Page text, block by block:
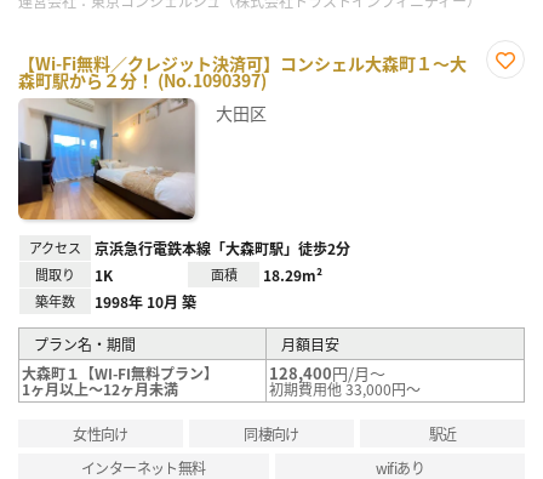
【Wi-Fi無料／クレジット決済可】コンシェル大森町１～大
森町駅から２分！ (No.1090397)
大田区
アクセス 京浜急行電鉄本線「大森町駅」徒歩2分
間取り 1K 面積 18.29m²
築年数 1998年 10月 築
プラン名・期間
月額目安
大森町１【WI-FI無料プラン】
1ヶ月以上～12ヶ月未満
128,400円/月～
初期費用他 33,000円～
女性向け 同棲向け
駅近
インターネット無料
wifiあり